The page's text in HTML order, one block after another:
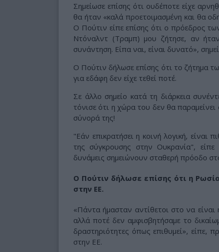
Σημείωσε επίσης ότι ουδέποτε είχε
θα ήταν «καλά προετοιμασμένη και θα
Ο Πούτιν είπε επίσης ότι ο πρόεδρος
Ντόναλντ (Τραμπ) μου ζήτησε, αν
συνάντηση. Είπα ναι, είναι δυνατό»,
Ο Πούτιν δήλωσε επίσης ότι το ζήτημα
για εδάφη δεν είχε τεθεί ποτέ.
Σε άλλο σημείο κατά τη διάρκεια
τόνισε ότι η χώρα του δεν θα
σύνορά της!
"Εάν επικρατήσει η κοινή λογική, είναι
της σύγκρουσης στην Ουκρανία",
δυνάμεις σημειώνουν σταθερή πρόοδο
Ο Πούτιν δήλωσε επίσης ότι η
στην ΕΕ.
«Πάντα ήμασταν αντίθετοι στο να
αλλά ποτέ δεν αμφισβητήσαμε το
δραστηριότητες όπως επιθυμεί», είπε,
στην ΕΕ.